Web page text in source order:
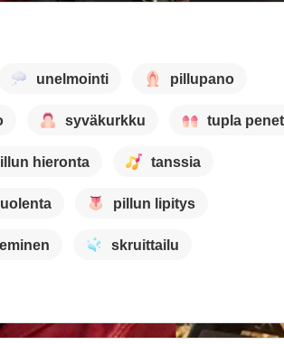
unelmointi pillupano
syväkurkku tupla
hieronta tanssia
pillun lipitys
skruittailu